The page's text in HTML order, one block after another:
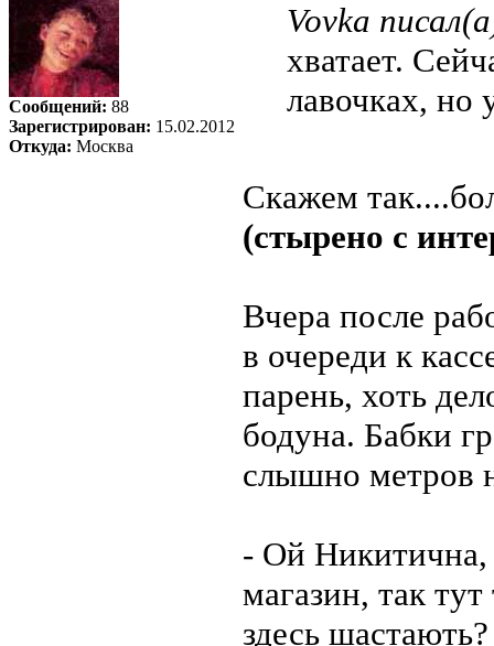
Сообщений: 88
Зарегистрирован: 15.02.2012
Откуда: Москва
Vovka
хватает.
лавочках, но
Скажем
(стырено с
Вчера после
в очереди к
парень, хоть
бодуна. Бабки
слышно метров
- Ой Никитична,
магазин, так
здесь шастають?